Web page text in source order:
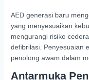
AED generasi baru
yang menyesuaikan
mengurangi risiko
defibrilasi. Penyesuaian
penolong awam dalam
Antarmuka